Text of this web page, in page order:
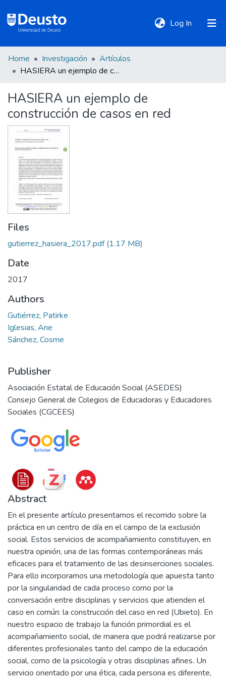
Log In (current)
DeustoTeka
Communities
&
Collections
All of DSpace
Statistics
Policies
Home Investigación
Artículos
HASIERA un ejemplo de construcción de casos en red
HASIERA un ejemplo de
construcción de casos en red
Files
gutierrez_hasiera_2017.pdf(1.17 MB)
Date
2017
Authors
Gutiérrez, Patirke
Iglesias, Ane
Sánchez, Cosme
Publisher
Asociación Estatal de Educación Social (ASEDES)
Consejo General de Colegios de Educadoras y Educadores
Sociales (CGCEES)
Abstract
En el presente artículo presentamos el recorrido sobre la
práctica en un centro de día en el campo de la exclusión
social. Estos servicios de acompañamiento constituyen, en
nuestra opinión, una de las formas contemporáneas más
eficaces para el tratamiento de las desinserciones sociales.
Para ello incorporamos una metodología que apuesta tanto
por la singularidad de cada proceso como por la
conversación entre disciplinas y servicios que atienden el
caso en común: la construcción del caso en red (Ubieto). En
nuestro espacio de trabajo la función primordial es el
acompañamiento social, de manera que podrá realizarse por
diferentes profesionales tanto del campo de la educación
social, como de la psicología y otras disciplinas afines. Un
servicio orientado por una ética, cada persona es diferente,